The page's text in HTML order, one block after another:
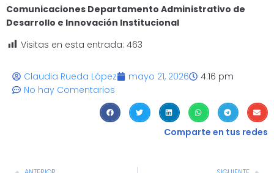
Comunicaciones Departamento Administrativo de
Desarrollo e Innovación Institucional
Visitas en esta entrada: 463
Claudia Rueda López mayo 21, 2026
4:16 pm
No hay Comentarios
Comparte en tus redes